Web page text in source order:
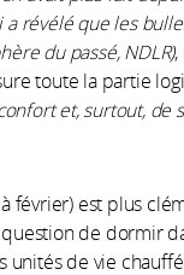
révélé que les
du passé, NDLR),
toute la partie
et, surtout, de
février) est plus
de dormir
de vie